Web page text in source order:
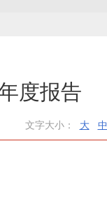
度报告
文字大小： 大 中